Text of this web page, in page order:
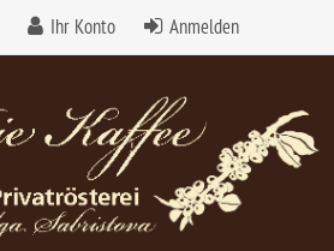
Ihr Konto Anmelden